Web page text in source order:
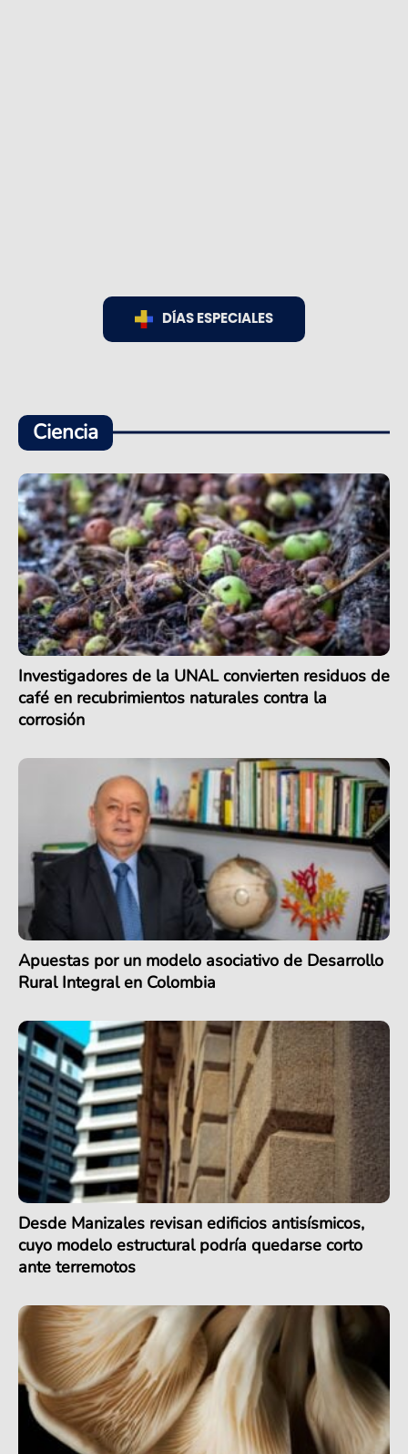
DÍAS ESPECIALES
Ciencia
Investigadores de la UNAL convierten residuos de
café en recubrimientos naturales contra la
corrosión
Apuestas por un modelo asociativo de Desarrollo
Rural Integral en Colombia
Desde Manizales revisan edificios antisísmicos,
cuyo modelo estructural podría quedarse corto
ante terremotos